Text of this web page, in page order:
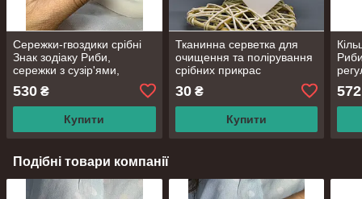
Сережки-гвоздики срібні
Знак зодіаку Риби,
сережки з сузір'ями,
530 ₴
Купити
Тканинна серветка для
очищення та полірування
срібних прикрас
30₴
Купити
572
Подібні товари компанії